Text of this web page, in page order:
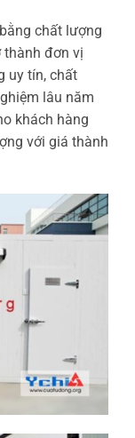
chất lượng
thành đơn vị
uy tín, chất
lâu năm
khách hàng
với giá thành